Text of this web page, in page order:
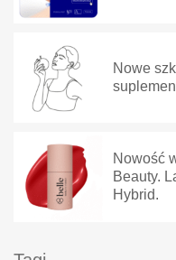
Nowe
Nowość
Beauty.
Hybrid.